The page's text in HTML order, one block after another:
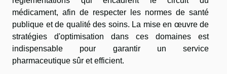
médicament, afin de respecter les normes de santé
publique et de qualité des soins. La mise en œuvre de
stratégies d'optimisation dans ces domaines est
indispensable pour garantir un service
pharmaceutique sûr et efficient.